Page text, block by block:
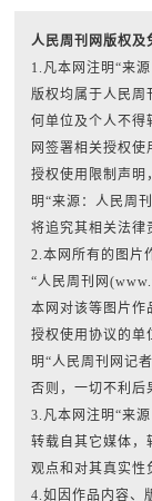
人民周刊网版权及
1.凡本网注明“来
版权均属于人民周
何单位及个人不得
网签署相关授权
授权使用限制声明
明“来源：人民周
将追究其相关法律
2.本网所有的图片
“人民周刊网
本网对该等图片作
授权使用协议的单
明“人民周刊网记
否则，一切不利后
3.凡本网注明“来
转载自其它媒体，
观点和对其真实性
4.如因作品内容、